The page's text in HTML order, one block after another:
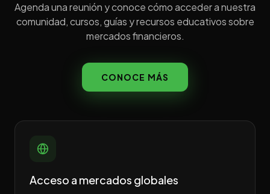
Agenda una reunión y conoce cómo acceder a nuestra
comunidad, cursos, guías y recursos educativos sobre
mercados financieros.
CONOCE MÁS
Acceso a mercados globales